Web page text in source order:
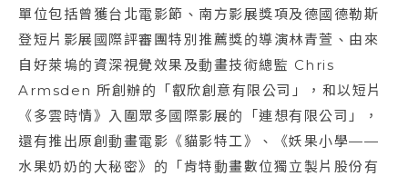
單位包括曾獲台北電影節、南方影展獎項及德國德勒斯
登短片影展國際評審團特別推薦獎的導演林青萱、由來
自好萊塢的資深視覺效果及動畫技術總監 Chris
Armsden 所創辦的「叡欣創意有限公司」，和以短片
《多雲時情》入圍眾多國際影展的「連想有限公司」，
還有推出原創動畫電影《貓影特工》、《妖果小學——
水果奶奶的大秘密》的「肯特動畫數位獨立製片股份有